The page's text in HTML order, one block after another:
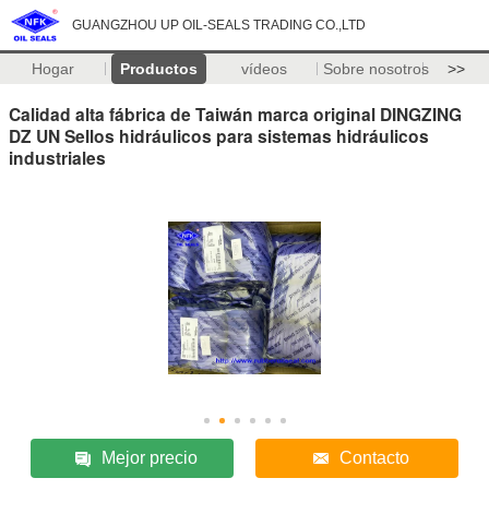
GUANGZHOU UP OIL-SEALS TRADING CO.,LTD
Hogar Productos vídeos Sobre nosotros >>
Calidad alta fábrica de Taiwán marca original DINGZING
DZ UN Sellos hidráulicos para sistemas hidráulicos
industriales
Mejor precio Contacto